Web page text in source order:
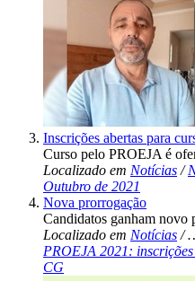
Inscrições abertas para
Curso pelo PROEJA é
Localizado em Notícias /
Outubro de 2021
Nova prorrogação
Candidatos ganham novo
Localizado em Notícias /
PROEJA 2021:
CG